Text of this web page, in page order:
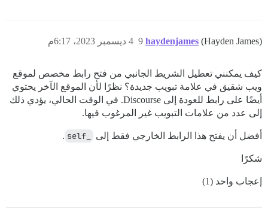
haydenjames (Hayden James) 4 ديسمبر 2023، 6:17م 9
كيف يمكنني تعطيل الشريط الجانبي من فتح رابط مخصص لموقع
ويب شقيق في علامة تبويب جديدة؟ نظرًا لأن الموقع الآخر يحتوي
أيضًا على رابط للعودة إلى Discourse. في الوقت الحالي، يؤدي ذلك
إلى عدد من علامات التبويب غير المرغوب فيها.
أفضل أن يفتح هذا الرابط الخارجي فقط إلى .
شكرًا
إعجاب واحد (1)